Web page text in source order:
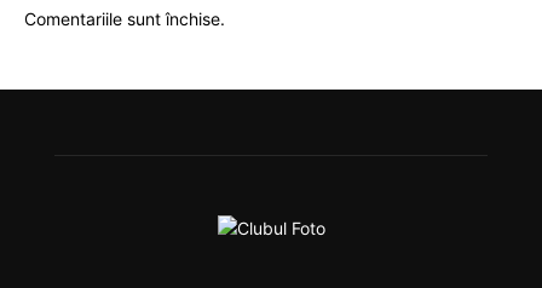
Comentariile sunt închise.